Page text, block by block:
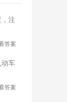
注
答案
动车
答案